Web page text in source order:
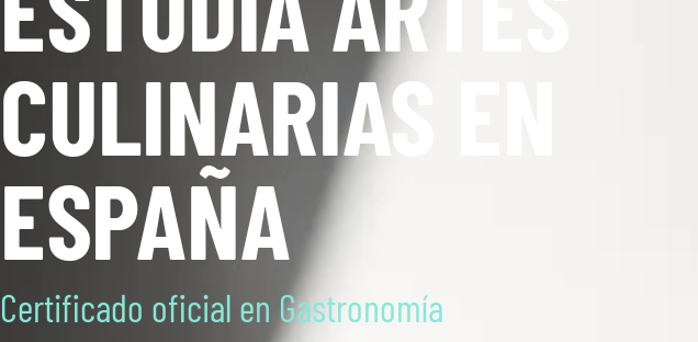
CULINARIAS EN
ESPAÑA
Certificado oficial en Gastronomía